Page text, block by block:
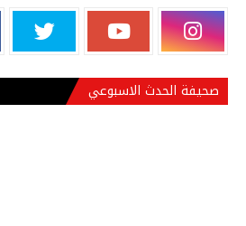
صحيفة الحدث الاسبوعي